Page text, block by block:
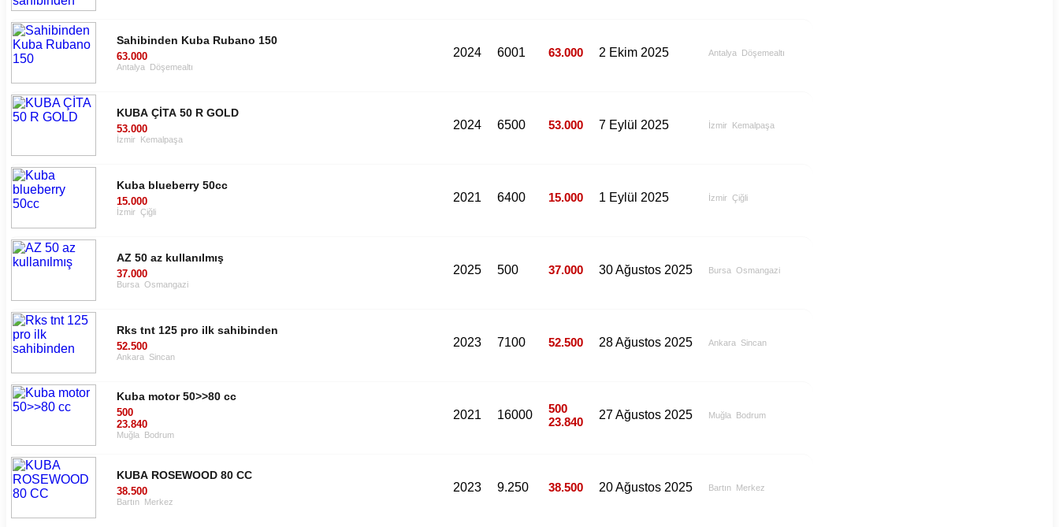
Sahibinden Kuba Rubano 150
63.000
Antalya Döşemealtı
2024 6001 63.000 2 Ekim 2025 Antalya Döşemealtı
KUBA ÇİTA 50 R GOLD
53.000
İzmir Kemalpaşa
2024 6500 53.000 7 Eylül 2025 İzmir Kemalpaşa
Kuba blueberry 50cc
15.000
İzmir Çiğli
2021 6400 15.000 1 Eylül 2025 İzmir Çiğli
AZ 50 az kullanılmış
37.000
Bursa Osmangazi
2025 500 37.000 30 Ağustos 2025 Bursa Osmangazi
Rks tnt 125 pro ilk sahibinden
52.500
Ankara Sincan
2023 7100 52.500 28 Ağustos 2025 Ankara Sincan
Kuba motor 50>>80 cc
500
23.840
Muğla Bodrum
2021 16000
500
23.840
27 Ağustos 2025 Muğla Bodrum
KUBA ROSEWOOD 80 CC
38.500
Bartın Merkez
2023 9.250 38.500 20 Ağustos 2025 Bartın Merkez